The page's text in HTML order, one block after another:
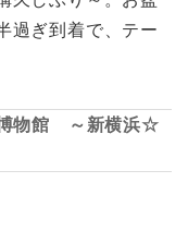
過ぎ到着で、テー
物館 ～新横浜☆